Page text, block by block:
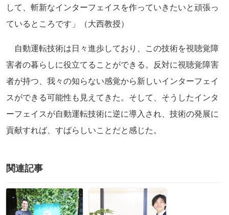
して、斬新なインターフェイスを作っていきたいと頑張っ
ているところです」（大西教授）
自動運転技術は日々進歩しており、この技術を視聴覚障
害者の暮らしに役立てることができる。反対に視聴覚障害
者が持つ、我々の知らない感覚から新しいインターフェイ
スができる可能性も見えてきた。そして、そうしたインタ
ーフェイスが自動運転技術に逆に導入され、技術の発展に
貢献すれば、すばらしいことだと感じた。
関連記事